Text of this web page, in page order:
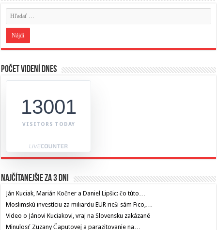
Počet videní dnes
13001
VISITORS TODAY
Najčítanejšie za 3 dni
Ján Kuciak, Marián Kočner a Daniel Lipšic: čo túto…
Moslimskú investíciu za miliardu EUR rieši sám Fico,…
Video o Jánovi Kuciakovi, vraj na Slovensku zakázané
Minulosť Zuzany Čaputovej a parazitovanie na…